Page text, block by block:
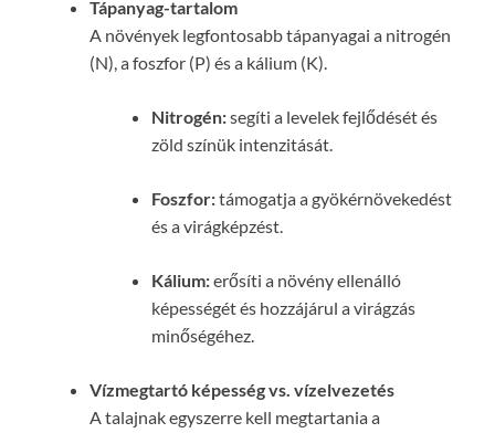
Tápanyag-tartalom
A növények legfontosabb tápanyagai a nitrogén
(N), a foszfor (P) és a kálium (K).
Nitrogén:segíti a levelek fejlődését és
zöld színük intenzitását.
Foszfor:támogatja a gyökérnövekedést
és a virágképzést.
Kálium:erősíti a növény ellenálló
képességét és hozzájárul a virágzás
minőségéhez.
Vízmegtartó képesség vs. vízelvezetés
A talajnak egyszerre kell megtartania a